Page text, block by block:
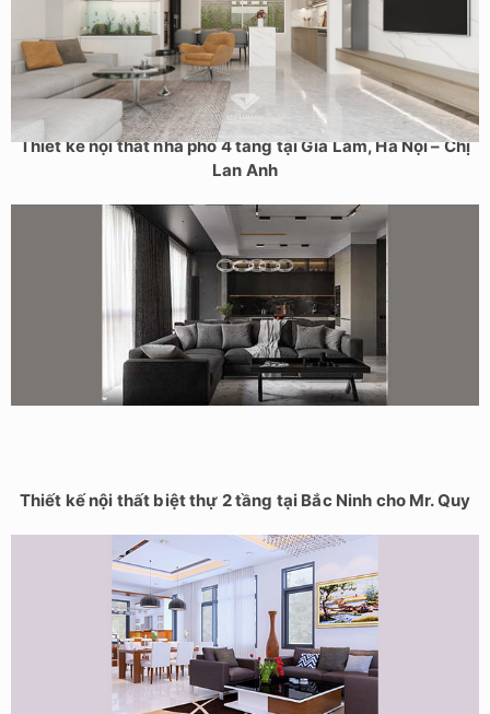
Thiết kế nội thất nhà phố 4 tầng tại Gia Lâm, Hà Nội – Chị
Lan Anh
Thiết kế nội thất biệt thự 2 tầng tại Bắc Ninh cho Mr. Quy